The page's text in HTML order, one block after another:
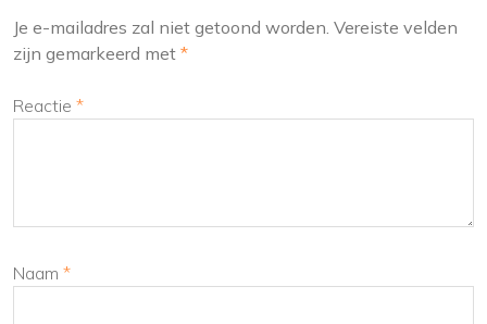
Je e-mailadres zal niet getoond worden. Vereiste velden
zijn gemarkeerd met *
Reactie *
Naam *